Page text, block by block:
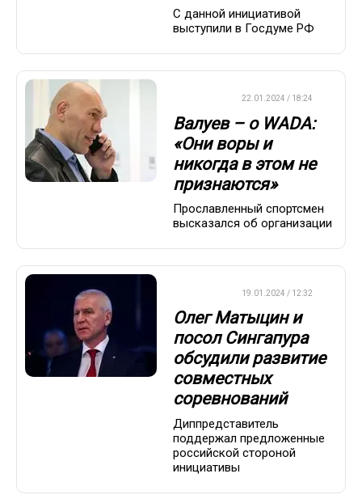
С данной инициативой
выступили в Госдуме РФ
22.01.2024 / 18:24
Валуев – о WADA:
«Они воры и
никогда в этом не
признаются»
Прославленный спортсмен
высказался об организации
19.01.2024 / 12:32
Олег Матыцин и
посол Сингапура
обсудили развитие
совместных
соревнований
Диппредставитель
поддержал предложенные
российской стороной
инициативы